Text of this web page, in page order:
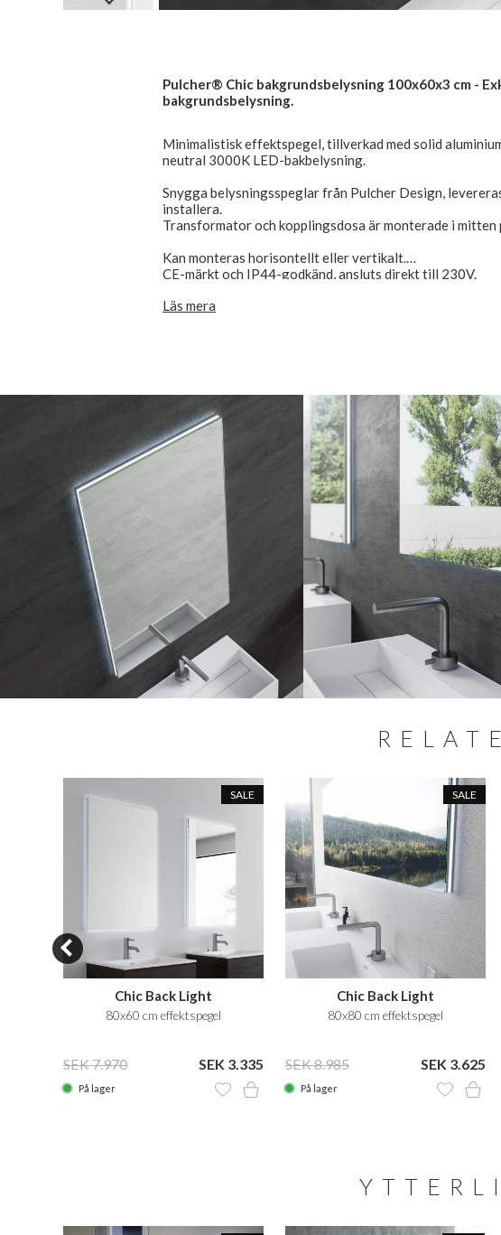
Pulcher® Chic bakgrundsbelysning 100x60x3 cm -
bakgrundsbelysning.
Minimalistisk effektspegel, tillverkad med solid
neutral 3000K LED-bakbelysning.
Snygga belysningsspeglar från Pulcher Design,
installera.
Transformator och kopplingsdosa är monterade i mitten
Kan monteras horisontellt eller vertikalt.
CE-märkt och IP44-godkänd, ansluts direkt till 230V.
Läs mera
SALE
Chic Back Light
80x60 cm effektspegel
SEK 7.970 SEK 3.335
På lager
SALE
Chic Back Light
80x80 cm effektspegel
SEK 8.985 SEK 3.625
På lager